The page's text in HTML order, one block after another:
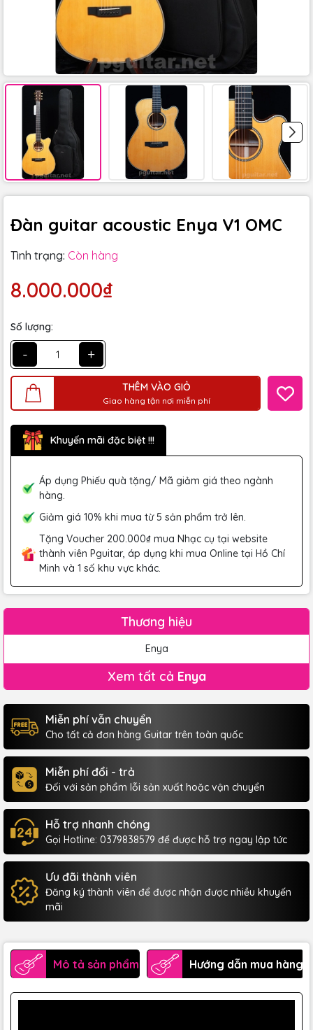
Đàn guitar acoustic Enya V1 OMC
Tình trạng: Còn hàng
8.000.000₫
Số lượng:
- +
THÊM VÀO GIỎ
Giao hàng tận nơi miễn phí
Khuyến mãi đặc biệt !!!
Áp dụng Phiếu quà tặng/ Mã giảm giá theo ngành
hàng.
Giảm giá 10% khi mua từ 5 sản phẩm trở lên.
Tặng Voucher 200.000₫ mua Nhạc cụ tại website
thành viên Pguitar, áp dụng khi mua Online tại Hồ Chí
Minh và 1 số khu vực khác.
Thương hiệu
Enya
Xem tất cả Enya
Miễn phí vẫn chuyển
Cho tất cả đơn hàng Guitar trên toàn quốc
Miễn phí đổi - trả
Đối với sản phẩm lỗi sản xuất hoặc vận chuyển
Hỗ trợ nhanh chóng
Gọi Hotline: 0379838579 để được hỗ trợ ngay lập tức
Ưu đãi thành viên
Đăng ký thành viên để được nhận được nhiều khuyến
mãi
Mô tả sản phẩm Hướng dẫn mua hàng